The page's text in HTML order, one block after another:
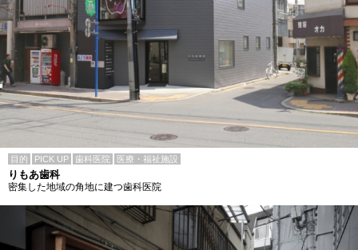
目的 PICK UP 歯科医院 医療・福祉施設
りもあ歯科
密集した地域の角地に建つ歯科医院